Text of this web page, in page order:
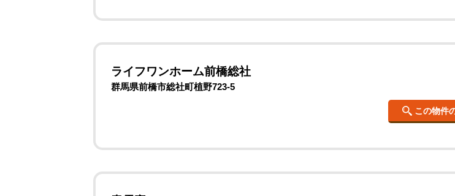
ライフワンホーム前橋総社
群馬県前橋市総社町植野723-5
この物件